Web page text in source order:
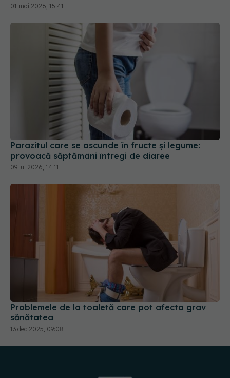
01 mai 2026, 15:41
Parazitul care se ascunde în fructe și legume:
provoacă săptămâni întregi de diaree
09 iul 2026, 14:11
Problemele de la toaletă care pot afecta grav
sănătatea
13 dec 2025, 09:08